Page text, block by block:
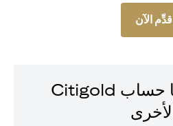
قدِّم الآن
مضيف لمزايا حساب Citigold